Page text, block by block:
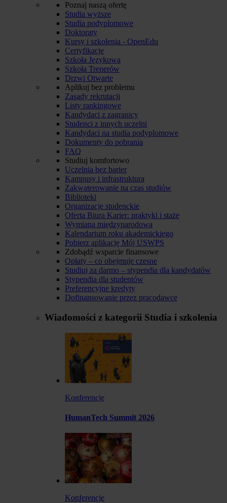
Poznaj naszą ofertę
Studia wyższe
Studia podyplomowe
Doktoraty
Kursy i szkolenia - OpenEdu
Certyfikacje
Szkoła Językowa
Szkoła Trenerów
Drzwi Otwarte
Aplikuj bez problemu
Zasady rekrutacji
Listy rankingowe
Kandydaci z zagranicy
Studenci z innych uczelni
Kandydaci na studia podyplomowe
Dokumenty do pobrania
FAQ
Studiuj komfortowo
Uczelnia bez barier
Kampusy i infrastruktura
Zakwaterowanie na czas studiów
Biblioteki
Organizacje studenckie
Oferta Biura Karier: praktyki i staże
Wymiana międzynarodowa
Kalendarium roku akademickiego
Pobierz aplikację Mój USWPS
Zdobądź wsparcie finansowe
Opłaty – co obejmuje czesne
Studiuj za darmo – stypendia dla kandydatów
Stypendia dla studentów
Preferencyjne kredyty
Dofinansowanie przez pracodawcę
Wiadomości z kategorii Studia i szkolenia
Konferencje
HumanTech Summit 2026
Konferencje